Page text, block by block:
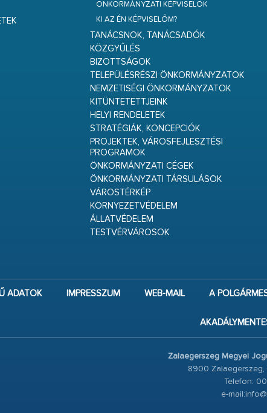
ÖNKORMÁNYZATI KÉPVISELŐK
KI AZ ÉN KÉPVISELŐM?
TANÁCSNOK, TANÁCSADÓK
KÖZGYŰLÉS
BIZOTTSÁGOK
TELEPÜLÉSRÉSZI ÖNKORMÁNYZATOK
NEMZETISÉGI ÖNKORMÁNYZATOK
KITÜNTETETTJEINK
HELYI RENDELETEK
STRATÉGIÁK, KONCEPCIÓK
PROJEKTEK, VÁROSFEJLESZTÉSI
PROGRAMOK
ÖNKORMÁNYZATI CÉGEK
ÖNKORMÁNYZATI TÁRSULÁSOK
VÁROSTÉRKÉP
KÖRNYEZETVÉDELEM
ÁLLATVÉDELEM
TESTVÉRVÁROSOK
ADATOK IMPRESSZUM WEB-MAIL A
Zalaegerszeg Megyei
8900 Zalaegerszeg,
Telefon:
e-